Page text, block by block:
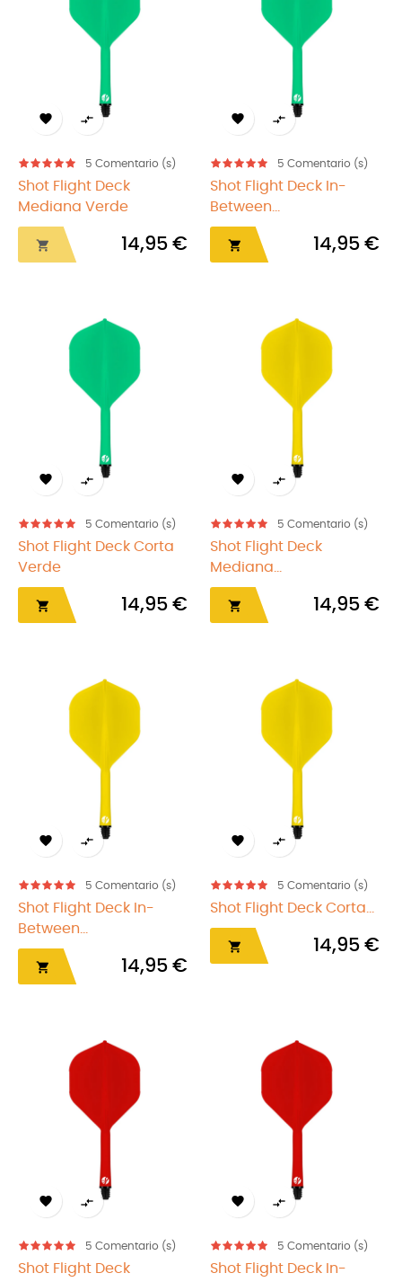
 
5 Comentario (s)
Shot Flight Deck
Mediana Verde
 14,95 €
 
5 Comentario (s)
Shot Flight Deck In-
Between...
 14,95 €
 
5 Comentario (s)
Shot Flight Deck Corta
Verde
 14,95 €
 
5 Comentario (s)
Shot Flight Deck
Mediana...
 14,95 €
 
5 Comentario (s)
Shot Flight Deck In-
Between...
 14,95 €
 
5 Comentario (s)
Shot Flight Deck Corta...
 14,95 €
 
5 Comentario (s)
Shot Flight Deck
 
5 Comentario (s)
Shot Flight Deck In-